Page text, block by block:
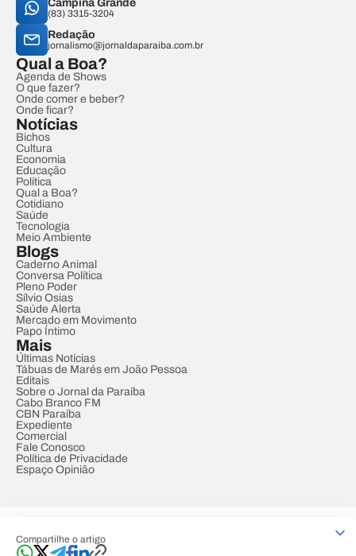
Compartilhe o artigo
Campina Grande
(83) 3315-3204
Redação
jornalismo@jornaldaparaiba.com.br
Qual a Boa?
Agenda de Shows
O que fazer?
Onde comer e beber?
Onde ficar?
Notícias
Bichos
Cultura
Economia
Educação
Política
Qual a Boa?
Cotidiano
Saúde
Tecnologia
Meio Ambiente
Blogs
Caderno Animal
Conversa Política
Pleno Poder
Sílvio Osias
Saúde Alerta
Mercado em Movimento
Papo Íntimo
Mais
Últimas Notícias
Tábuas de Marés em João Pessoa
Editais
Sobre o Jornal da Paraíba
Cabo Branco FM
CBN Paraíba
Expediente
Comercial
Fale Conosco
Política de Privacidade
Espaço Opinião